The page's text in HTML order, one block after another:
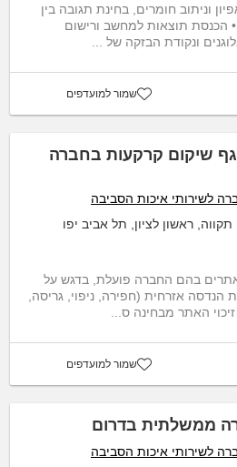
וניתוב חומרים, בחינת תגובה בין
הכנסת תוצאות למחשב ורישום
ונקודת הבזקה של ...
שמור למועדפים
שיקום קרקעות בחברה
לשירותי איכות הסביבה
ראשון לציון, תל אביב יפו
אתרים בהם החברה פועלת, בדגש על
הנדסה אזרחית (חפירה, ניפוי, גריסה,
האתר מבחינה ס...
שמור למועדפים
ממשלתית בדרום
לשירותי איכות הסביבה